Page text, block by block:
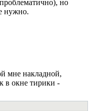
но
нужно.
мне накладной,
в окне тирики -